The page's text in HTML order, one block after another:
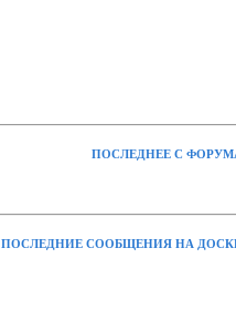
ПОСЛЕДНЕЕ С
ПОСЛЕДНИЕ СООБЩЕНИЯ НА